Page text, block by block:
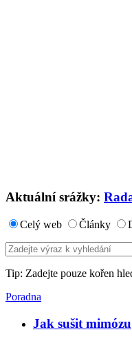
Aktuální srážky:
Celý web Články
Tip: Zadejte pouze kořen
Poradna
Jak sušit mimózu